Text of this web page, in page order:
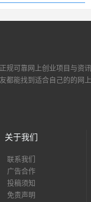
规可靠网上创业项目与资
都能找到适合自己的的 网上
关于我们
联系我们
广告合作
投稿须知
免责声明